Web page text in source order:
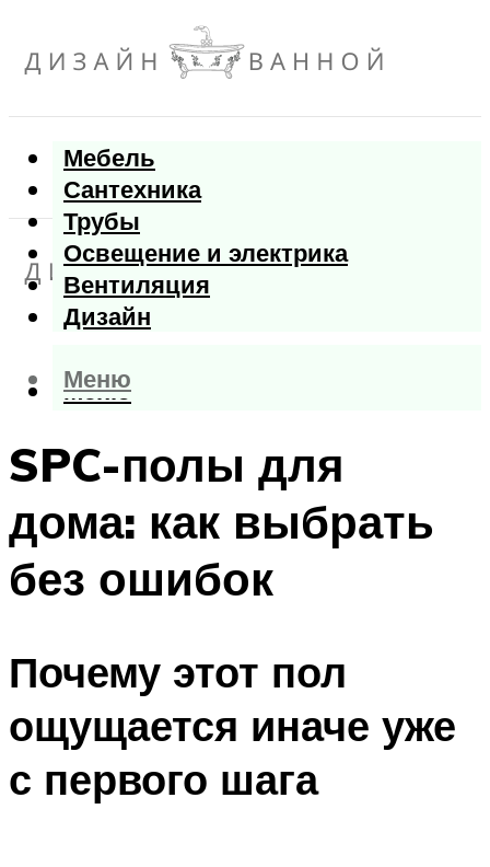
Мебель
Сантехника
Трубы
Освещение и электрика
Вентиляция
Дизайн
Меню
Меню
SPC-полы для
дома: как выбрать
без ошибок
Почему этот пол
ощущается иначе уже
с первого шага